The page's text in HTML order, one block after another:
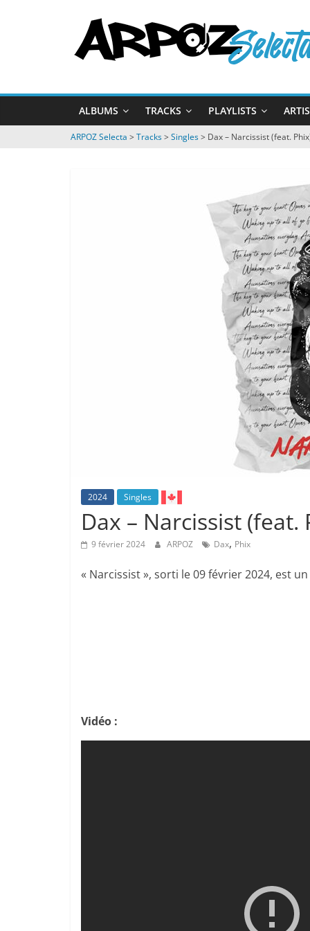
ARPOZ
Selecta
by
ARPOZ
&
ALBUMS TRACKS PLAYLISTS
ARPOZ Selecta > Tracks> Singles> Dax – Narcissist (feat.
2024 Singles
Dax – Narcissist (feat.
9 février 2024 ARPOZ Dax, Phix
« Narcissist », sorti le 09 février 2024, est
Vidéo :